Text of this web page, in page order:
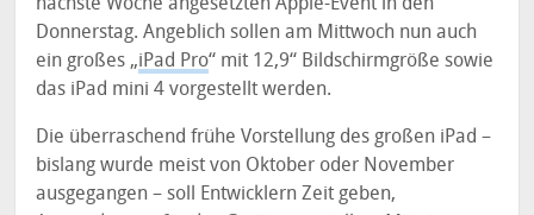
Donnerstag. Angeblich sollen am Mittwoch nun auch
ein großes „iPad Pro“ mit 12,9“ Bildschirmgröße sowie
das iPad mini 4 vorgestellt werden.
Die überraschend frühe Vorstellung des großen iPad –
bislang wurde meist von Oktober oder November
ausgegangen – soll Entwicklern Zeit geben,